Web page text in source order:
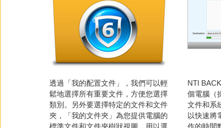
透過「我的配置文件」，我們可以輕
鬆地選擇所有重要文件，方便您選擇
類別。另外要選擇特定的文件和文件
夾，「我的文件夾」為您提供電腦的
標準文件和文件夾樹狀視圖，用以選
NTI
個電腦（
文件和系
以快速將
作的時間